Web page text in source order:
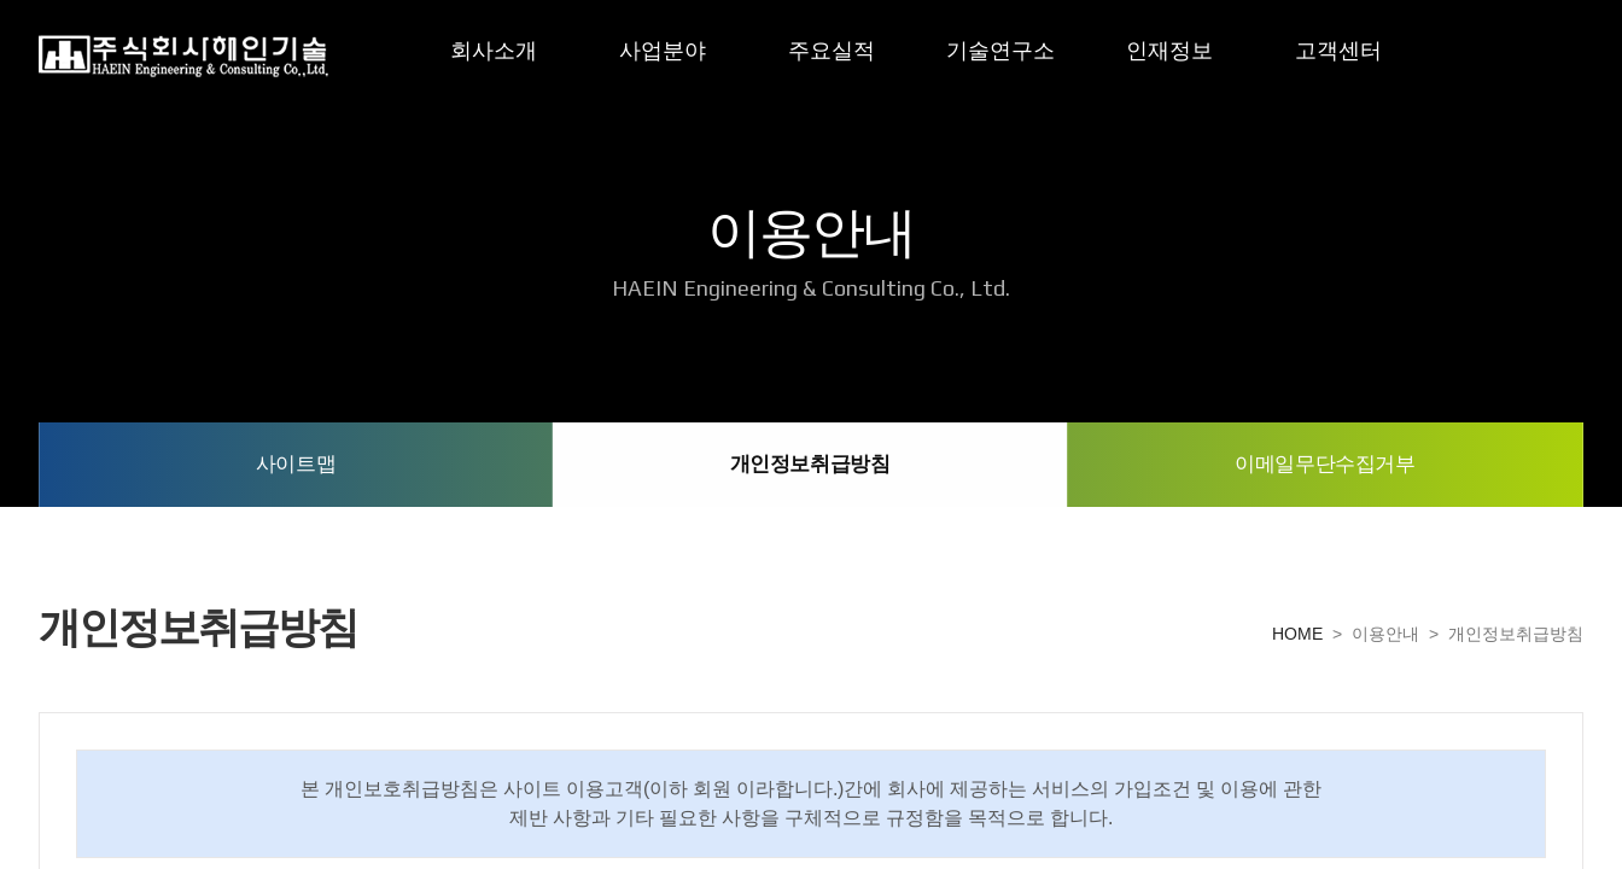
회사소개 사업분야
수질/대기환경분야
주요실적 기술연구소 인재정보 고객센터
이용안내
HAEIN Engineering & Consulting Co., Ltd.
사이트맵 개인정보취급방침 이메일무단수집거부
HOME > 이용안내 > 개인정보취급방침
개인정보취급방침
본 개인보호취급방침은 사이트 이용고객(이하 회원 이라합니다.)간에 회사에 제공하는 서비스의 가입조건 및 이용에 관한
제반 사항과 기타 필요한 사항을 구체적으로 규정함을 목적으로 합니다.